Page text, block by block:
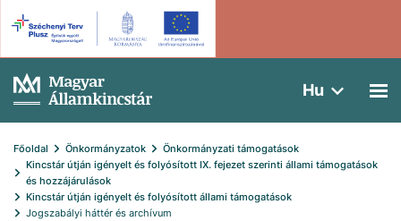
Hu
Főoldal Önkormányzatok
Önkormányzati támogatások
Kincstár útján igényelt és folyósított IX. fejezet szerinti állami támogatások
és hozzájárulások
Kincstár útján igényelt és folyósított állami támogatások
Jogszabályi háttér és archívum